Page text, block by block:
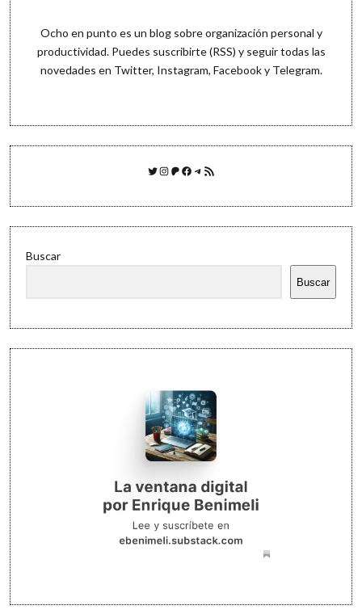
Ocho en punto es un blog sobre organización personal y
productividad. Puedes suscribirte (RSS) y seguir todas las
novedades en Twitter, Instagram, Facebooky Telegram.
Twitter
Instagram
Patreon
Facebook
Telegram
Feed RSS
Buscar
Buscar